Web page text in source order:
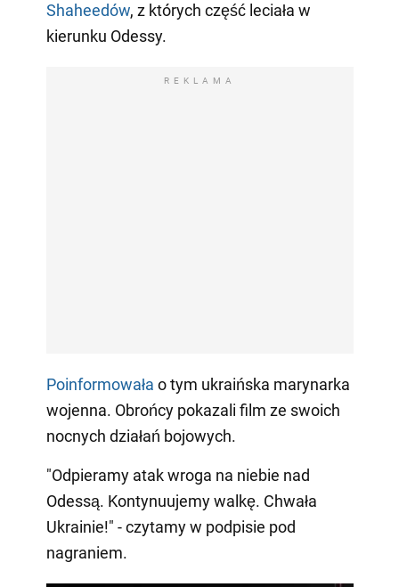
Shaheedów, z których część leciała w
kierunku Odessy.
REKLAMA
Poinformowała o tym ukraińska marynarka
wojenna. Obrońcy pokazali film ze swoich
nocnych działań bojowych.
"Odpieramy atak wroga na niebie nad
Odessą. Kontynuujemy walkę. Chwała
Ukrainie!" - czytamy w podpisie pod
nagraniem.